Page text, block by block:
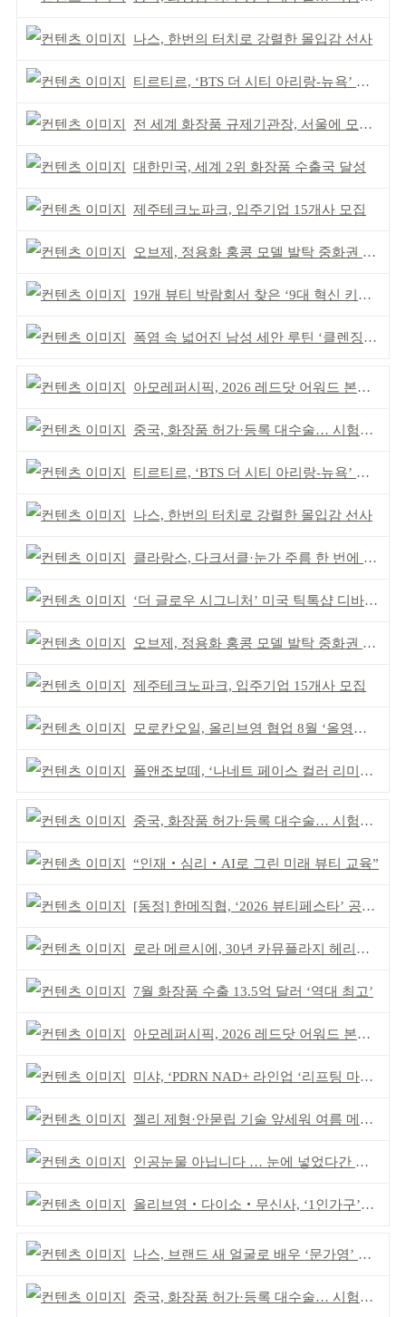
나스, 한번의 터치로 강렬한 몰입감 선사
티르티르, ‘BTS 더 시티 아리랑-뉴욕’ 참여
전 세계 화장품 규제기관장, 서울에 모인다
대한민국, 세계 2위 화장품 수출국 달성
제주테크노파크, 입주기업 15개사 모집
오브제, 정용화 홍콩 모델 발탁 중화권 공략 강화
19개 뷰티 박람회서 찾은 ‘9대 혁신 키워드’
폭염 속 넓어진 남성 세안 루틴 ‘클렌징’ 거래액 급증
아모레퍼시픽, 2026 레드닷 어워드 본상 2개 수상
중국, 화장품 허가·등록 대수술… 시험자료 공용 허용
티르티르, ‘BTS 더 시티 아리랑-뉴욕’ 참여
나스, 한번의 터치로 강렬한 몰입감 선사
클라랑스, 다크서클·눈가 주름 한 번에 더블 케어
‘더 글로우 시그니처’ 미국 틱톡샵 디바이스 부문 1위
오브제, 정용화 홍콩 모델 발탁 중화권 공략 강화
제주테크노파크, 입주기업 15개사 모집
모로칸오일, 올리브영 협업 8월 ‘올영픽’ 선정
폴앤조보떼, ‘나네트 페이스 컬러 리미티드’ 출시
중국, 화장품 허가·등록 대수술… 시험자료 공용 허용
“인재‧심리‧AI로 그린 미래 뷰티 교육”
[동정] 한메직협, ‘2026 뷰티페스타’ 공동 주최
로라 메르시에, 30년 카뮤플라지 헤리티지 담아
7월 화장품 수출 13.5억 달러 ‘역대 최고’
아모레퍼시픽, 2026 레드닷 어워드 본상 2개 수상
미샤, ‘PDRN NAD+ 라인업 ‘리프팅 마스크’ 출시
젤리 제형·안묻립 기술 앞세워 여름 메이크업 시장 공략
인공눈물 아닙니다 … 눈에 넣었다간 각막 손상
올리브영‧다이소‧무신사, ‘1인가구’가 이끈다
나스, 브랜드 새 얼굴로 배우 ‘문가영’ 발탁
중국, 화장품 허가·등록 대수술… 시험자료 공용 허용